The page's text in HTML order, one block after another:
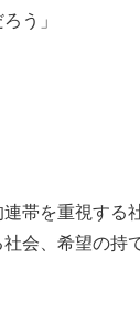
う」
帯を重視す
会、希望の持